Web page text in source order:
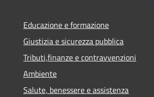
Educazione e formazione
Giustizia e sicurezza pubblica
Tributi,finanze e contravvenzioni
Ambiente
Salute, benessere e assistenza